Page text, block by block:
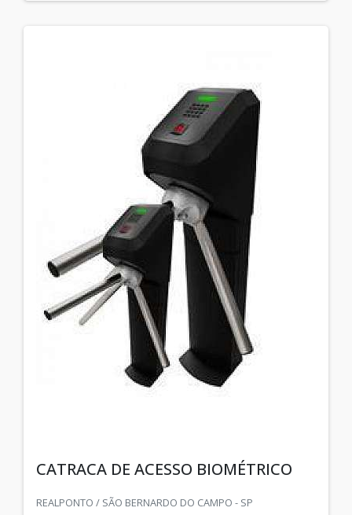
CATRACA DE ACESSO BIOMÉTRICO
REALPONTO / SÃO BERNARDO DO CAMPO - SP